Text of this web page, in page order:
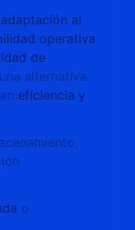
al
operativa
de
alternativa
eficiencia y
o